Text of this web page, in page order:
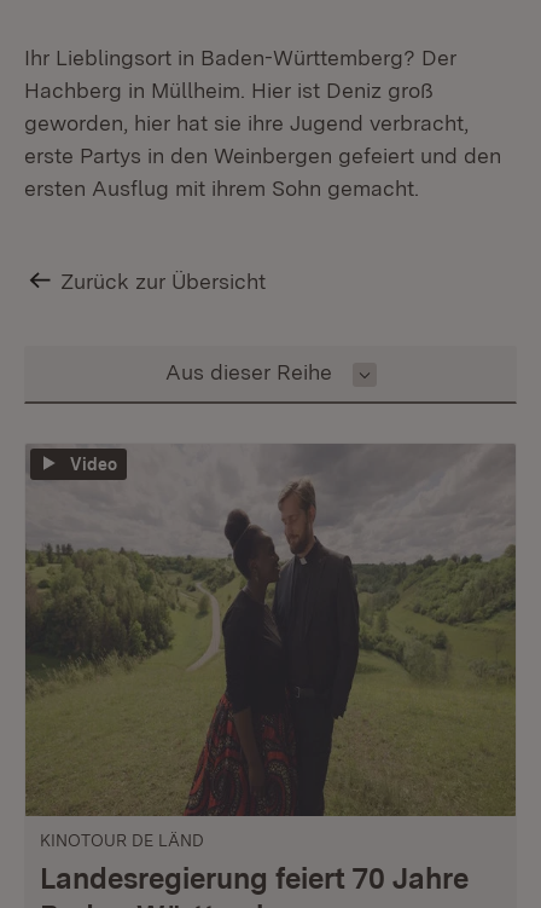
Ihr Lieblingsort in Baden-Württemberg? Der
Hachberg in Müllheim. Hier ist Deniz groß
geworden, hier hat sie ihre Jugend verbracht,
erste Partys in den Weinbergen gefeiert und den
ersten Ausflug mit ihrem Sohn gemacht.
Zurück zur Übersicht
Inhalt auswählen
Aus dieser Reihe
Video
KINOTOUR DE LÄND
Landesregierung feiert 70 Jahre